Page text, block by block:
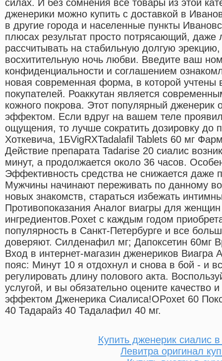
силах. И без сомнения все товары из этой
дженерики можно купить с доставкой в
в другие города и населенные пункты
плюсах результат просто потрясающий, даже
рассчитывать на стабильную долгую
восхитительную ночь любви. Введите ваш
конфиденциальности и соглашением
новая современная форма, в которой учтены
покупателей. Роаккутан является
кожного покрова. Этот популярный дженерик
эффектом. Если вдруг на вашем теле
ощущения, то лучше сократить дозировку до
Хоткевича, 1БVigRXTadalafil Tablets 60 мг
Действие препарата Tadarise 20 сиалис
минут, а продолжается около 36 часов.
Эффективность средства не снижается даже
Мужчины начинают переживать по данному
новых знакомств, стараться избежать
Противопоказания Аналог виагры для женщин
ингредиентов.Poxet с каждым годом
популярность в Санкт-Петербурге и все
доверяют. Силденафил мг; Дапоксетин 60мг
Вход в интернет-магазин дженериков
пояс: Минут 10 я отдохнул и снова в бой - и
регулировать длину полового акта.
услугой, и вы обязательно оцените качество
эффектом Дженерика Сиалиса!OPoxet 60
40 Тадарайз 40 Тадалафил 40 мг.
Купить дженерик сиалис
Левитра оригинал